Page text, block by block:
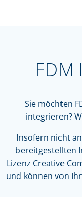
FDM
Sie möchten
integrieren?
Insofern nicht
bereitgestellten
Lizenz Creative
und können von